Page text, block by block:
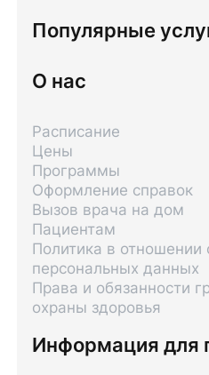
Популярные
О нас
Информация для
Расписание
Цены
Программы
Оформление справок
Вызов врача на дом
Пациентам
Политика в отношении
персональных данных
Права и обязанности
охраны здоровья